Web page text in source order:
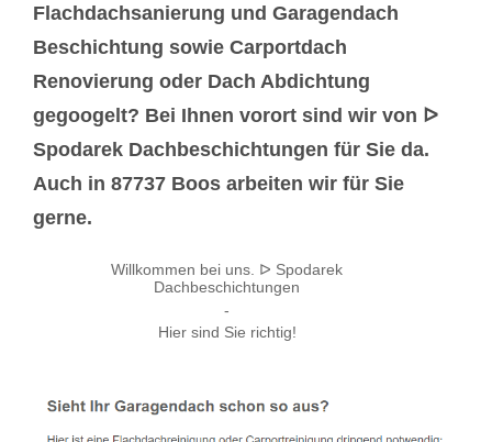
Flachdachsanierung und Garagendach
Beschichtung sowie Carportdach
Renovierung oder Dach Abdichtung
gegoogelt? Bei Ihnen vorort sind wir von ᐅ
Spodarek Dachbeschichtungen für Sie da.
Auch in 87737 Boos arbeiten wir für Sie
gerne.
Willkommen bei uns. ᐅ Spodarek
Dachbeschichtungen
-
Hier sind Sie richtig!